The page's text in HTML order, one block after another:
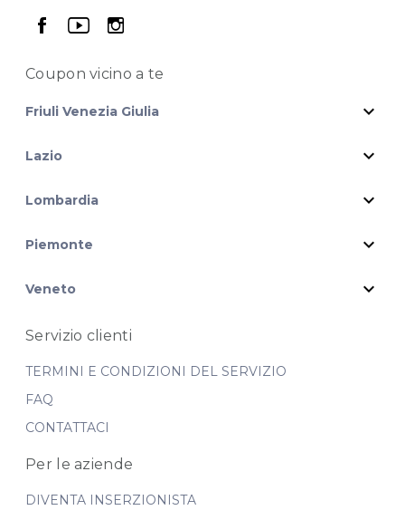
seguici su facebook
seguici su youtube
seguici su instagram
Coupon vicinoa te
Friuli Venezia Giulia expand_more
Lazio expand_more
Lombardia expand_more
Piemonte expand_more
Veneto expand_more
Servizio clienti
TERMINI E CONDIZIONI DEL SERVIZIO
FAQ
CONTATTACI
Per le aziende
DIVENTA INSERZIONISTA